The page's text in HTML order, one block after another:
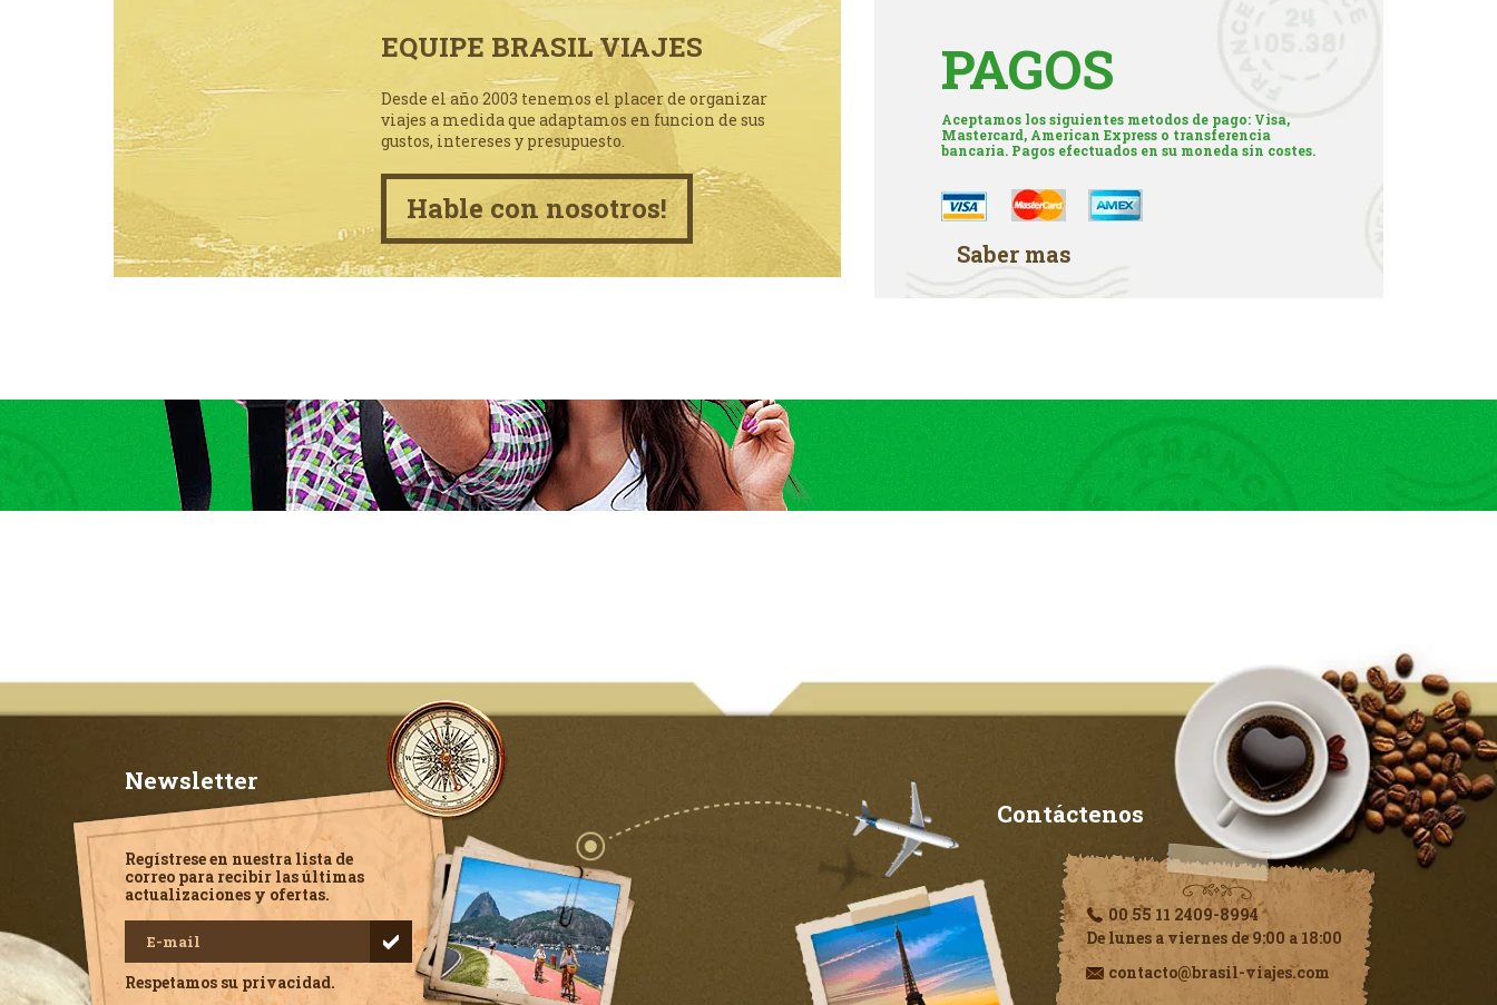
EQUIPE BRASIL VIAJES
Desde el año 2003 tenemos el placer de organizar
viajes a medida que adaptamos en funcion de sus
gustos, intereses y presupuesto.
Hable con nosotros!
PAGOS
Aceptamos los siguientes metodos de pago: Visa,
Mastercard, American Express o transferencia
bancaria. Pagos efectuados en su moneda sin costes.
Saber mas
Newsletter
Regístrese en nuestra lista de
correo para recibir las últimas
actualizaciones y ofertas.
Respetamos su privacidad.
Contáctenos
00 55 11 2409-8994
De lunes a viernes de 9:00 a 18:00
contacto@brasil-viajes.com